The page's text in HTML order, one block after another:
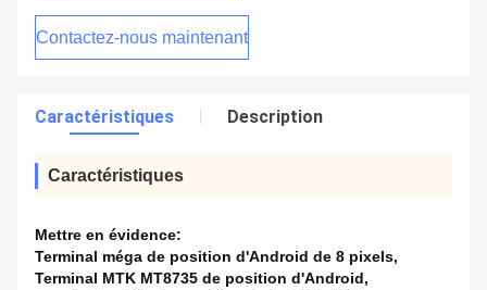
Contactez-nous maintenant
Caractéristiques Description
Caractéristiques
Mettre en évidence:
Terminal méga de position d'Android de 8 pixels,
Terminal MTK MT8735 de position d'Android,